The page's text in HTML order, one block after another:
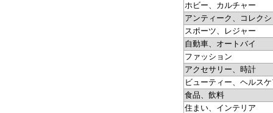
ホビー、カルチャー
アンティーク、コレク
スポーツ、レジャー
自動車、オートバイ
ファッション
アクセサリー、時計
ビューティー、ヘルス
食品、飲料
住まい、インテリア